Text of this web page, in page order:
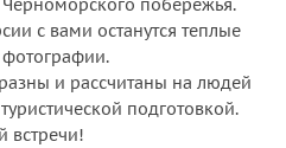
побережья.
с вами останутся теплые
и рассчитаны на людей
подготовкой.
встречи!